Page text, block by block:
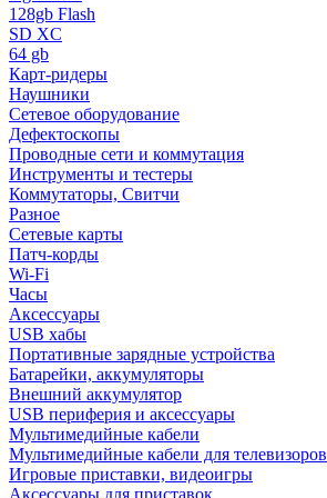
128gb Flash
SD XC
64 gb
Карт-ридеры
Наушники
Сетевое оборудование
Дефектоскопы
Проводные сети и коммутация
Инструменты и тестеры
Коммутаторы, Свитчи
Разное
Сетевые карты
Патч-корды
Wi-Fi
Часы
Аксессуары
USB хабы
Портативные зарядные устройства
Батарейки, аккумуляторы
Внешний аккумулятор
USB периферия и аксессуары
Мультимедийные кабели
Мультимедийные кабели для телевизоров
Игровые приставки, видеоигры
Аксессуары для приставок